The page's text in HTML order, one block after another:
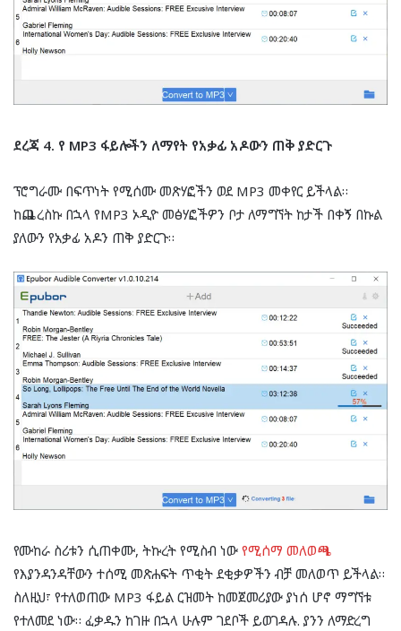
ደረጃ 4. የ MP3 ፋይሎችን ለማየት የአቃፊ አዶውን ጠቅ ያድርጉ
ፕሮግራሙ በፍጥነት የሚሰሙ መጽሃፎችን ወደ MP3 መቀየር ይችላል።
ከጨረስኩ በኋላ የMP3 ኦዲዮ መፅሃፎችዎን ቦታ ለማግኘት ከታች በቀኝ በኩል
ያለውን የአቃፊ አዶን ጠቅ ያድርጉ።
የሙከራ ስሪቱን ሲጠቀሙ, ትኩረት የሚስብ ነው የሚሰማ መለወጫ
የእያንዳንዳቸውን ተሰሚ መጽሐፍት ጥቂት ደቂቃዎችን ብቻ መለወጥ ይችላል።
ስለዚህ፣ የተለወጠው MP3 ፋይል ርዝመት ከመጀመሪያው ያነሰ ሆኖ ማግኘቱ
የተለመደ ነው። ፈቃዱን ከገዙ በኋላ ሁሉም ገደቦች ይወገዳሉ. ያንን ለማድረግ